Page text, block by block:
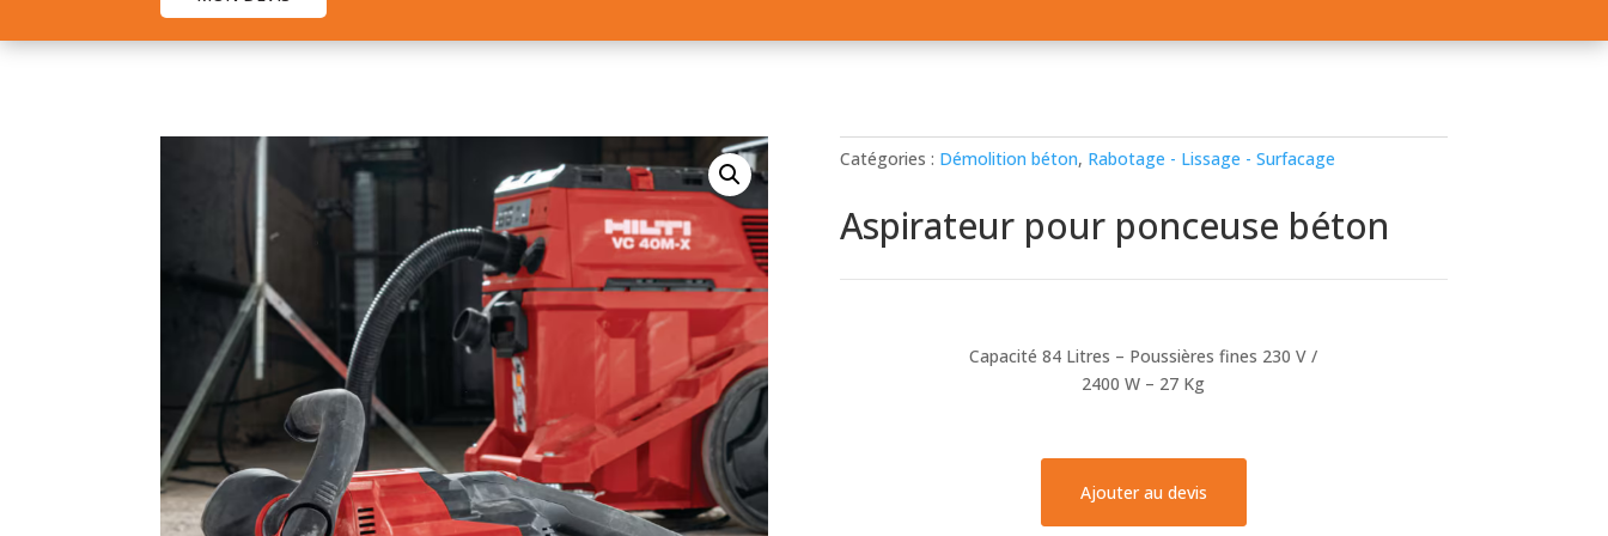
Catégories : Démolition béton, Rabotage - Lissage - Surfacage
Aspirateur pour ponceuse béton
Capacité 84 Litres – Poussières fines 230 V /
2400 W – 27 Kg
Ajouter au devis